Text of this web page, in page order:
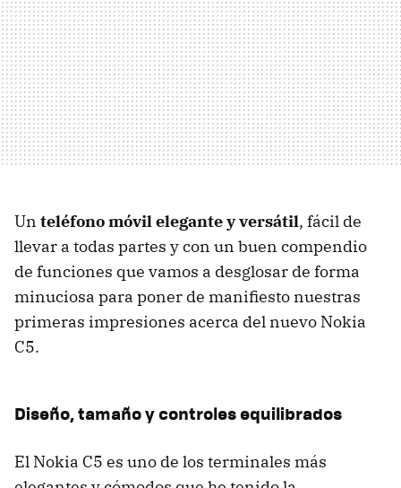
Un teléfono móvil elegante y versátil, fácil de
llevar a todas partes y con un buen compendio
de funciones que vamos a desglosar de forma
minuciosa para poner de manifiesto nuestras
primeras impresiones acerca del nuevo Nokia
C5.
Diseño, tamaño y controles equilibrados
El Nokia C5 es uno de los terminales más